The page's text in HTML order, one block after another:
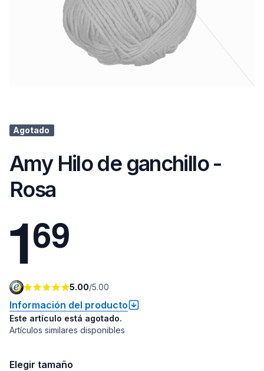
Agotado
Amy Hilo de ganchillo -
Rosa
169
5.00/5.00
Información del producto
Este artículo está agotado.
Artículos similares disponibles
Elegir tamaño